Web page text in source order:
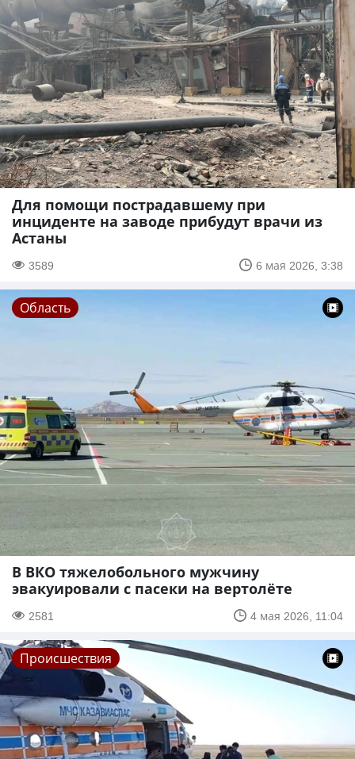
Для помощи пострадавшему при
инциденте на заводе прибудут врачи из
Астаны
3589 6 мая 2026, 3:38
Область
В ВКО тяжелобольного мужчину
эвакуировали с пасеки на вертолёте
2581 4 мая 2026, 11:04
Происшествия